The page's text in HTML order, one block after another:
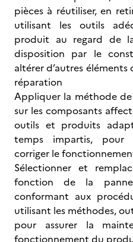
pièces à réutiliser, en
utilisant les outils
produit au regard de
disposition par le
altérer d’autres éléments
réparation
Appliquer la méthode
sur les composants
outils et produits
temps impartis, pour
corriger le
Sélectionner et
fonction de la
conformant aux
utilisant les méthodes,
pour assurer la
fonctionnement du